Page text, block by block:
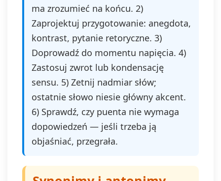
ma zrozumieć na końcu. 2)
Zaprojektuj przygotowanie: anegdota,
kontrast, pytanie retoryczne. 3)
Doprowadź do momentu napięcia. 4)
Zastosuj zwrot lub kondensację
sensu. 5) Zetnij nadmiar słów;
ostatnie słowo niesie główny akcent.
6) Sprawdź, czy puenta nie wymaga
dopowiedzeń — jeśli trzeba ją
objaśniać, przegrała.